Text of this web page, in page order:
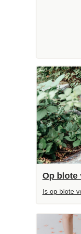
Op blote
Is op blote